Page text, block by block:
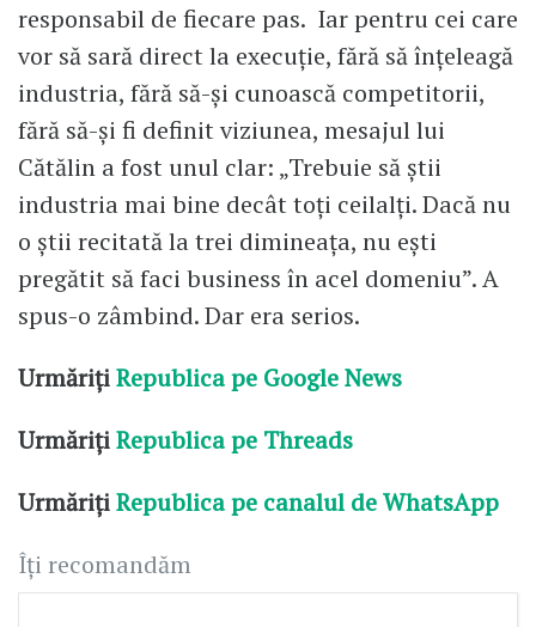
responsabil de fiecare pas. Iar pentru cei care
vor să sară direct la execuție, fără să înțeleagă
industria, fără să-și cunoască competitorii,
fără să-și fi definit viziunea, mesajul lui
Cătălin a fost unul clar: „Trebuie să știi
industria mai bine decât toți ceilalți. Dacă nu
o știi recitată la trei dimineața, nu ești
pregătit să faci business în acel domeniu”. A
spus-o zâmbind. Dar era serios.
UrmărițiRepublica pe Google News
UrmărițiRepublica pe Threads
UrmărițiRepublica pe canalul de WhatsApp
Îți recomandăm